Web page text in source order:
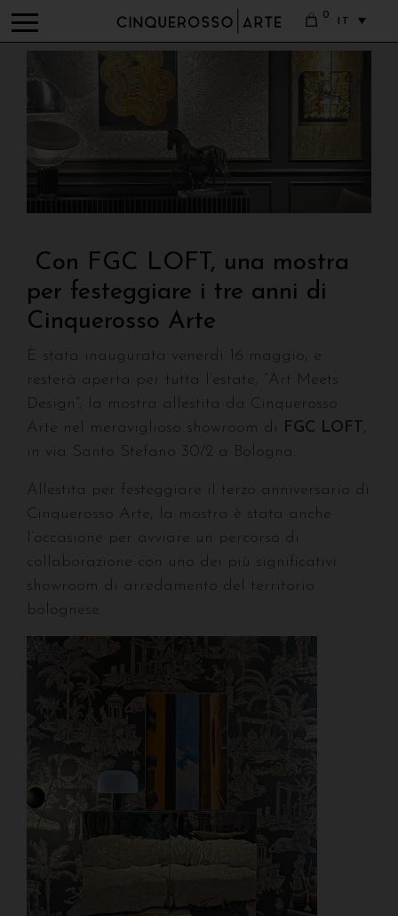
0
IT
Con FGC LOFT, una mostra
per festeggiare i tre anni di
Cinquerosso Arte
È stata inaugurata venerdì 16 maggio, e
resterà aperta per tutta l’estate, “Art Meets
Design”, la mostra allestita da Cinquerosso
Arte nel meraviglioso showroom di FGC LOFT
in via Santo Stefano 30/2 a Bologna.
Allestita per festeggiare il terzo anniversario di
Cinquerosso Arte, la mostra è stata anche
l’occasione per avviare un percorso di
collaborazione con uno dei più significativi
showroom di arredamento del territorio
bolognese.